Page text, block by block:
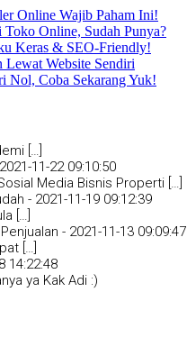
Online Wajib Paham Ini!
Online, Sudah Punya?
Keras & SEO-Friendly!
Lewat Website Sendiri
Nol, Coba Sekarang Yuk!
[…]
2021-11-22 09:10:50
Media Bisnis Properti […]
- 2021-11-19 09:12:39
[…]
- 2021-11-13 09:09:47
[…]
14:22:48
ya Kak Adi :)